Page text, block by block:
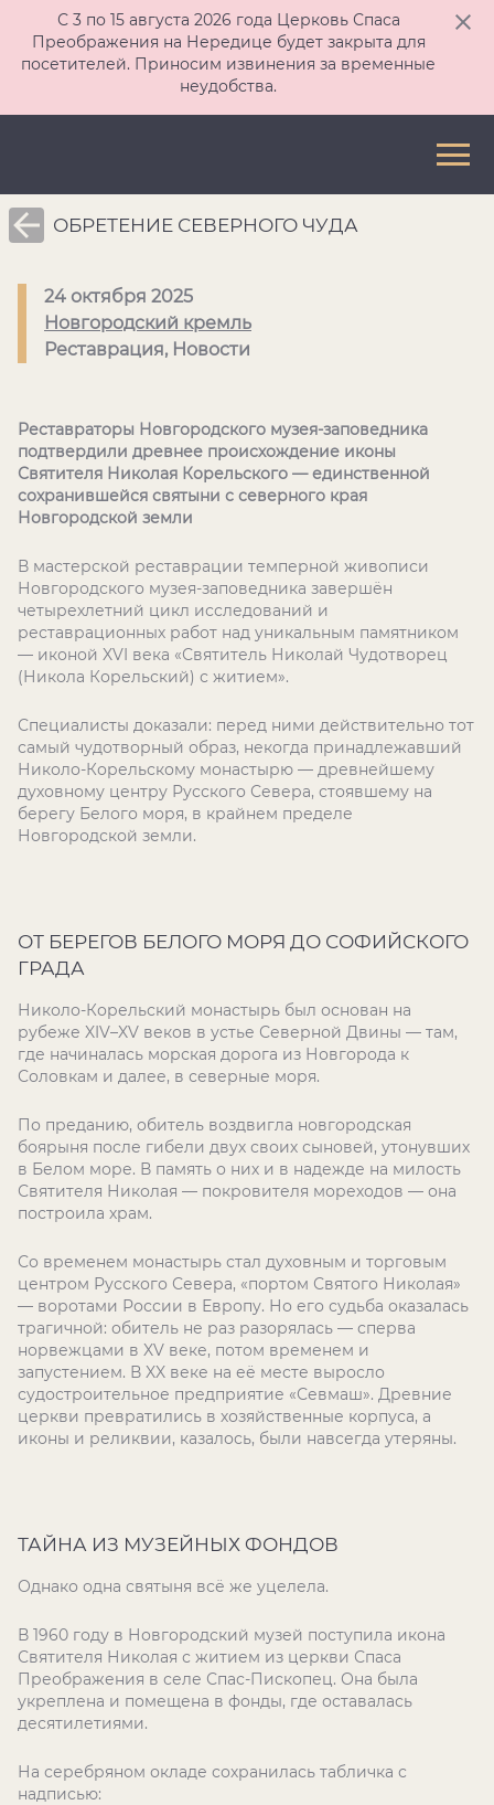
С 3 по 15 августа 2026 года Церковь Спаса
Преображения на Нередице будет закрыта для
посетителей. Приносим извинения за временные
неудобства.
ОБРЕТЕНИЕ СЕВЕРНОГО ЧУДА
24 октября 2025
Новгородский кремль
Реставрация, Новости
Реставраторы Новгородского музея-заповедника
подтвердили древнее происхождение иконы
Святителя Николая Корельского — единственной
сохранившейся святыни с северного края
Новгородской земли
В мастерской реставрации темперной живописи
Новгородского музея-заповедника завершён
четырехлетний цикл исследований и
реставрационных работ над уникальным памятником
— иконой XVI века «Святитель Николай Чудотворец
(Никола Корельский) с житием».
Специалисты доказали: перед ними действительно тот
самый чудотворный образ, некогда принадлежавший
Николо-Корельскому монастырю — древнейшему
духовному центру Русского Севера, стоявшему на
берегу Белого моря, в крайнем пределе
Новгородской земли.
ОТ БЕРЕГОВ БЕЛОГО МОРЯ ДО СОФИЙСКОГО
ГРАДА
Николо-Корельский монастырь был основан на
рубеже XIV–XV веков в устье Северной Двины — там,
где начиналась морская дорога из Новгорода к
Соловкам и далее, в северные моря.
По преданию, обитель воздвигла новгородская
боярыня после гибели двух своих сыновей, утонувших
в Белом море. В память о них и в надежде на милость
Святителя Николая — покровителя мореходов — она
построила храм.
Со временем монастырь стал духовным и торговым
центром Русского Севера, «портом Святого Николая»
— воротами России в Европу. Но его судьба оказалась
трагичной: обитель не раз разорялась — сперва
норвежцами в XV веке, потом временем и
запустением. В XX веке на её месте выросло
судостроительное предприятие «Севмаш». Древние
церкви превратились в хозяйственные корпуса, а
иконы и реликвии, казалось, были навсегда утеряны.
ТАЙНА ИЗ МУЗЕЙНЫХ ФОНДОВ
Однако одна святыня всё же уцелела.
В 1960 году в Новгородский музей поступила икона
Святителя Николая с житием из церкви Спаса
Преображения в селе Спас-Пископец. Она была
укреплена и помещена в фонды, где оставалась
десятилетиями.
На серебряном окладе сохранилась табличка с
надписью: